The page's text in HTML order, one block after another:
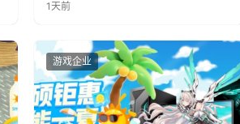
1天前
游戏企业